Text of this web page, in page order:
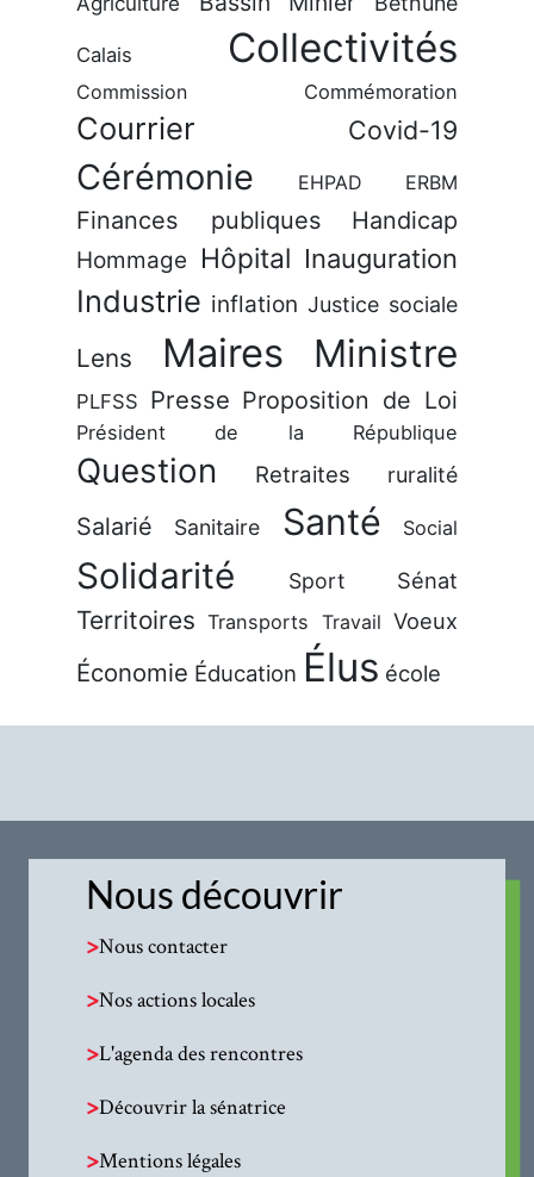
Calais Collectivités
Commission Commémoration
Courrier Covid-19
Cérémonie EHPAD ERBM
Finances publiques Handicap
Hommage Hôpital Inauguration
Industrie inflation Justice sociale
Lens Maires Ministre
PLFSS Presse Proposition de Loi
Président de la République
Question Retraites ruralité
Salarié Sanitaire Santé Social
Solidarité Sport Sénat
Territoires Transports Travail Voeux
Économie Éducation Élus école
Nous découvrir
>Nous contacter
>Nos actions locales
>L'agenda des rencontres
>Découvrir la sénatrice
>Mentions légales